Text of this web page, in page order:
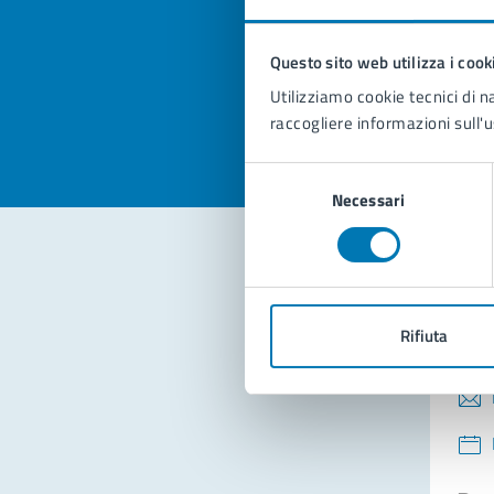
Questo sito web utilizza i
Utilizziamo cookie tecnici di
raccogliere informazioni
del
Necessari
Rifiuta
Valuta la